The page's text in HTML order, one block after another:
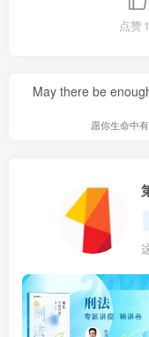
点赞
May there be
愿你生命中